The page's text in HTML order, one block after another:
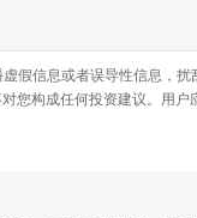
假信息或者误导性信息，
您构成任何投资建议。用